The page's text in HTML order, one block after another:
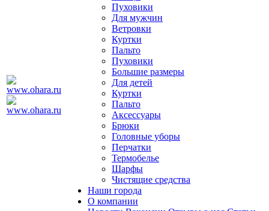
Пуховики
Для мужчин
Ветровки
Куртки
Пальто
Пуховики
Большие размеры
Для детей
Куртки
Пальто
Аксессуары
Брюки
Головные уборы
Перчатки
Термобелье
Шарфы
Чистящие средства
Наши города
О компании